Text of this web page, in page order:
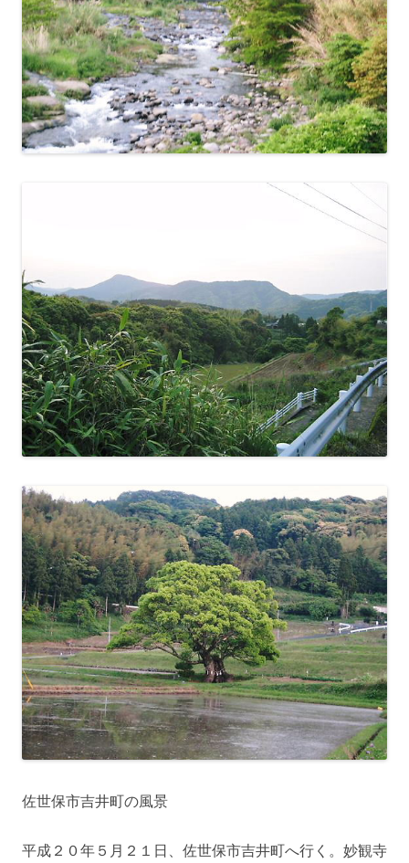
佐世保市吉井町の風景
平成２０年５月２１日、佐世保市吉井町へ行く。妙観寺